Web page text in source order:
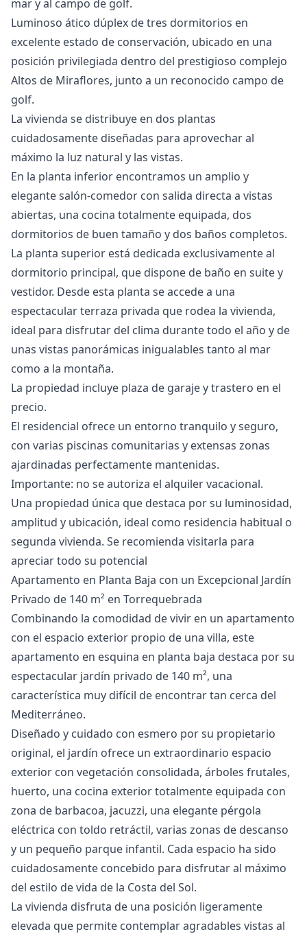
mar y al campo de golf.
Luminoso ático dúplex de tres dormitorios en
excelente estado de conservación, ubicado en una
posición privilegiada dentro del prestigioso complejo
Altos de Miraflores, junto a un reconocido campo de
golf.
La vivienda se distribuye en dos plantas
cuidadosamente diseñadas para aprovechar al
máximo la luz natural y las vistas.
En la planta inferior encontramos un amplio y
elegante salón-comedor con salida directa a vistas
abiertas, una cocina totalmente equipada, dos
dormitorios de buen tamaño y dos baños completos.
La planta superior está dedicada exclusivamente al
dormitorio principal, que dispone de baño en suite y
vestidor. Desde esta planta se accede a una
espectacular terraza privada que rodea la vivienda,
ideal para disfrutar del clima durante todo el año y de
unas vistas panorámicas inigualables tanto al mar
como a la montaña.
La propiedad incluye plaza de garaje y trastero en el
precio.
El residencial ofrece un entorno tranquilo y seguro,
con varias piscinas comunitarias y extensas zonas
ajardinadas perfectamente mantenidas.
Importante: no se ‌autoriza ‌el ‌alquiler ‌vacacional.
Una ‌propiedad única que destaca por ‌su ‌luminosidad,
‌amplitud y ubicación, ‌ideal ‌como ‌residencia ‌habitual o
‌segunda vivienda. Se ‌recomienda ‌visitarla ‌para
‌apreciar ‌todo ‌su ‌potencial
Apartamento en Planta Baja con un Excepcional Jardín
Privado de 140 m² en Torrequebrada
Combinando la comodidad de vivir en un apartamento
con el espacio exterior propio de una villa, este
apartamento en esquina en planta baja destaca por su
espectacular jardín privado de 140 m², una
característica muy difícil de encontrar tan cerca del
Mediterráneo.
Diseñado y cuidado con esmero por su propietario
original, el jardín ofrece un extraordinario espacio
exterior con vegetación consolidada, árboles frutales,
huerto, una cocina exterior totalmente equipada con
zona de barbacoa, jacuzzi, una elegante pérgola
eléctrica con toldo retráctil, varias zonas de descanso
y un pequeño parque infantil. Cada espacio ha sido
cuidadosamente concebido para disfrutar al máximo
del estilo de vida de la Costa del Sol.
La vivienda disfruta de una posición ligeramente
elevada que permite contemplar agradables vistas al